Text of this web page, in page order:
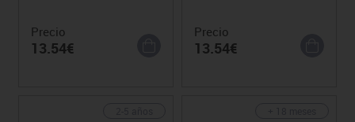
Precio
13.54€
Precio
13.54€